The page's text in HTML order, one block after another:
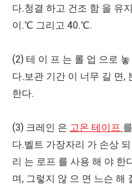
다.청결 하고 건조 함 을 유
이.℃ 그리고 40.℃.
(2) 테 이 프 는 롤 업 으로
다.보관 기간 이 너무 길 면,
한다.
(3) 크레인 은 고온 테이프
다.벨트 가장자리 가 손상
리 는 로프 를 사용 해 야 한
며, 그렇지 않 으 면 느슨 해